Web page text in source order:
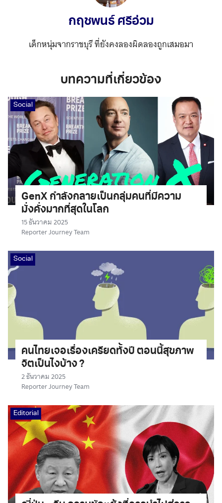
กฤชพนธ์ ศรีอ่วม
เด็กหนุ่มจากราชบุรี ที่ยังคงลองผิดลองถูกเสมอมา
บทความที่เกี่ยวข้อง
Social
GenX กำลังกลายเป็นกลุ่มคนที่มีความ
มั่งคั่งมากที่สุดในโลก
15 ธันวาคม 2025
Reporter Journey Team
Social
คนไทยเจอเรื่องเครียดทั้งปี ตอนนี้สุขภาพ
จิตเป็นไงบ้าง ?
2 ธันวาคม 2025
Reporter Journey Team
Editorial